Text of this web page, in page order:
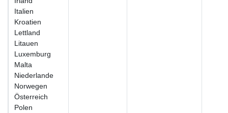
Italien
Kroatien
Lettland
Litauen
Luxemburg
Malta
Niederlande
Norwegen
Österreich
Polen